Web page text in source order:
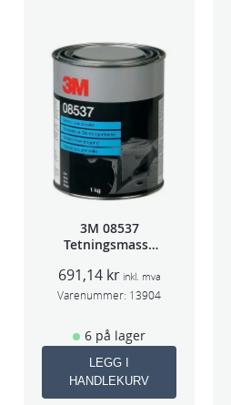
3M 08537
Tetningsmasse
691,14 kr inkl. mva
Varenummer: 13904
6 på lager
LEGG I
HANDLEKURV